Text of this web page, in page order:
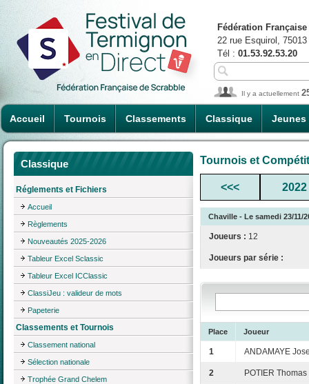
Accueil Tournois Classements Classique Jeunes
Fédération
22 rue Esquirol,
Tél : 01.53.92.53.20
Il y a actuellement
Classique
Réglements et Fichiers
Accueil
Règlements
Nouveautés 2025-2026
Tableur Excel Sclassic
Tableur Excel ICClassic
ClassiJeu : valideur de mots
Papeterie
Classements et Tournois
Classement national
Sélection nationale
Trophée Grand Chelem
Tournois et
<<< 2022
Chaville - Le samedi 23/11/
Joueurs : 12
Joueurs par série :
Place Joueur
1 ANDAMAYE
2 POTIER Thomas